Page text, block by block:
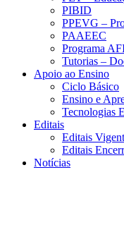
PIBID
PPEVG –
PAAEEC
Programa
Tutorias –
Apoio ao Ensino
Ciclo Básico
Ensino e
Tecnologias
Editais
Editais
Editais
Notícias